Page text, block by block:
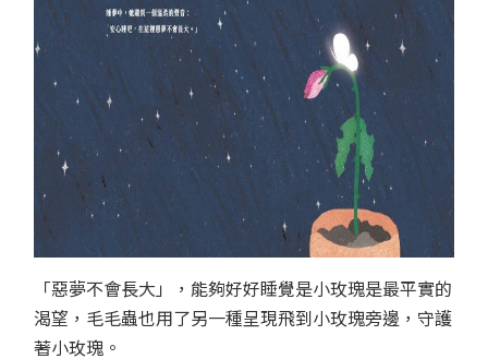
「惡夢不會長大」，能夠好好睡覺是小玫瑰是最平實的
渴望，毛毛蟲也用了另一種呈現飛到小玫瑰旁邊，守護
著小玫瑰。